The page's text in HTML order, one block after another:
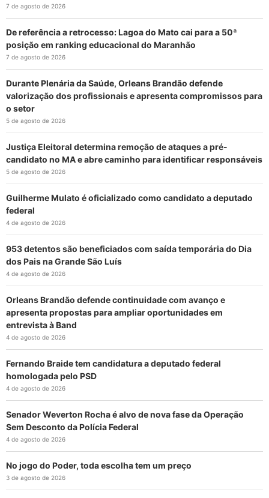
7 de agosto de 2026
De referência a retrocesso: Lagoa do Mato cai para a 50ª
posição em ranking educacional do Maranhão
7 de agosto de 2026
Durante Plenária da Saúde, Orleans Brandão defende
valorização dos profissionais e apresenta compromissos para
o setor
5 de agosto de 2026
Justiça Eleitoral determina remoção de ataques a pré-
candidato no MA e abre caminho para identificar responsáveis
5 de agosto de 2026
Guilherme Mulato é oficializado como candidato a deputado
federal
4 de agosto de 2026
953 detentos são beneficiados com saída temporária do Dia
dos Pais na Grande São Luís
4 de agosto de 2026
Orleans Brandão defende continuidade com avanço e
apresenta propostas para ampliar oportunidades em
entrevista à Band
4 de agosto de 2026
Fernando Braide tem candidatura a deputado federal
homologada pelo PSD
4 de agosto de 2026
Senador Weverton Rocha é alvo de nova fase da Operação
Sem Desconto da Polícia Federal
4 de agosto de 2026
No jogo do Poder, toda escolha tem um preço
3 de agosto de 2026